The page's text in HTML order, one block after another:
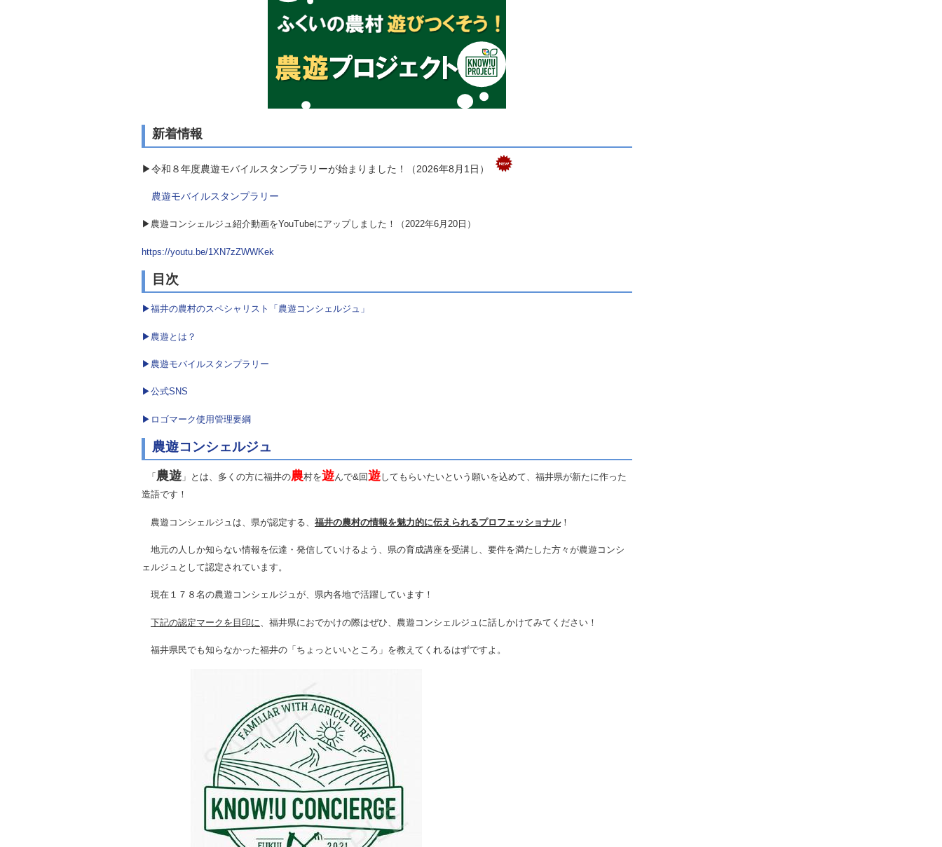
新着情報
▶令和８年度農遊モバイルスタンプラリーが始まりました！（2026年8月1日）
農遊モバイルスタンプラリー
▶農遊コンシェルジュ紹介動画をYouTubeにアップしました！（2022年6月20日）
https://youtu.be/1XN7zZWWKek
目次
▶福井の農村のスペシャリスト「農遊コンシェルジュ」
▶農遊とは？
▶農遊モバイルスタンプラリー
▶公式SNS
▶ロゴマーク使用管理要綱
農遊コンシェルジュ
「 農遊 」とは、多くの方に福井の農村を遊んで&回遊してもらいたいという願いを込めて、福井県が新たに作った
造語です！
農遊コンシェルジュは、県が認定する、 福井の農村の情報を魅力的に伝えられるプロフェッショナル！
地元の人しか知らない情報を伝達・発信していけるよう、県の育成講座を受講し、要件を満たした方々が農遊コンシ
ェルジュとして認定されています。
現在１７８名の農遊コンシェルジュが、県内各地で活躍しています！
下記の認定マークを目印に 、福井県におでかけの際はぜひ、農遊コンシェルジュに話しかけてみてください！
福井県民でも知らなかった福井の「ちょっといいところ」を教えてくれるはずですよ。